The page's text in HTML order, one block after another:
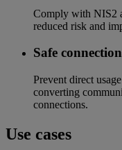
Comply with NIS2
reduced risk and
Safe
Prevent direct
converting
connections.
Use cases